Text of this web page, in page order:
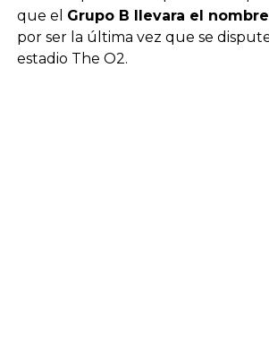
que el Grupo B llevara el
por ser la última vez que se
estadio The O2.